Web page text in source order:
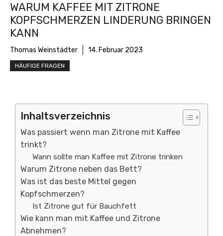
WARUM KAFFEE MIT ZITRONE
KOPFSCHMERZEN LINDERUNG BRINGEN
KANN
Thomas Weinstädter 14. Februar 2023
HÄUFIGE FRAGEN
Inhaltsverzeichnis
Was passiert wenn man Zitrone mit Kaffee
trinkt?
Wann sollte man Kaffee mit Zitrone trinken
Warum Zitrone neben das Bett?
Was ist das beste Mittel gegen
Kopfschmerzen?
Ist Zitrone gut für Bauchfett
Wie kann man mit Kaffee und Zitrone
Abnehmen?